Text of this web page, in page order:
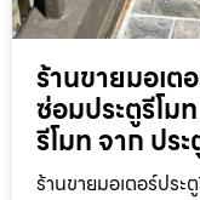
ร้านขายมอเต
ซ่อมประตูรีโม
รีโมท จาก ปร
ร้านขายมอเตอร์ปร